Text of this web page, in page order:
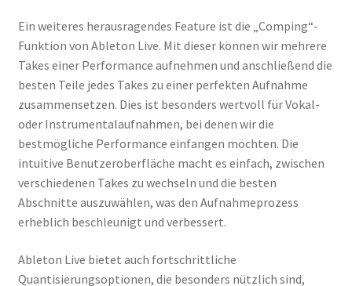
Ein weiteres herausragendes Feature ist die „Comping“-
Funktion von Ableton Live. Mit dieser können wir mehrere
Takes einer Performance aufnehmen und anschließend die
besten Teile jedes Takes zu einer perfekten Aufnahme
zusammensetzen. Dies ist besonders wertvoll für Vokal-
oder Instrumentalaufnahmen, bei denen wir die
bestmögliche Performance einfangen möchten. Die
intuitive Benutzeroberfläche macht es einfach, zwischen
verschiedenen Takes zu wechseln und die besten
Abschnitte auszuwählen, was den Aufnahmeprozess
erheblich beschleunigt und verbessert.
Ableton Live bietet auch fortschrittliche
Quantisierungsoptionen, die besonders nützlich sind,